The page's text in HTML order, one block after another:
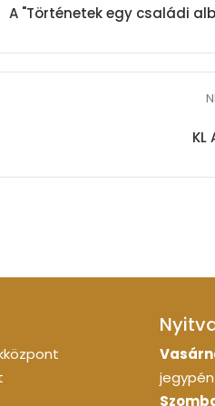
A "Történetek egy családi
KL